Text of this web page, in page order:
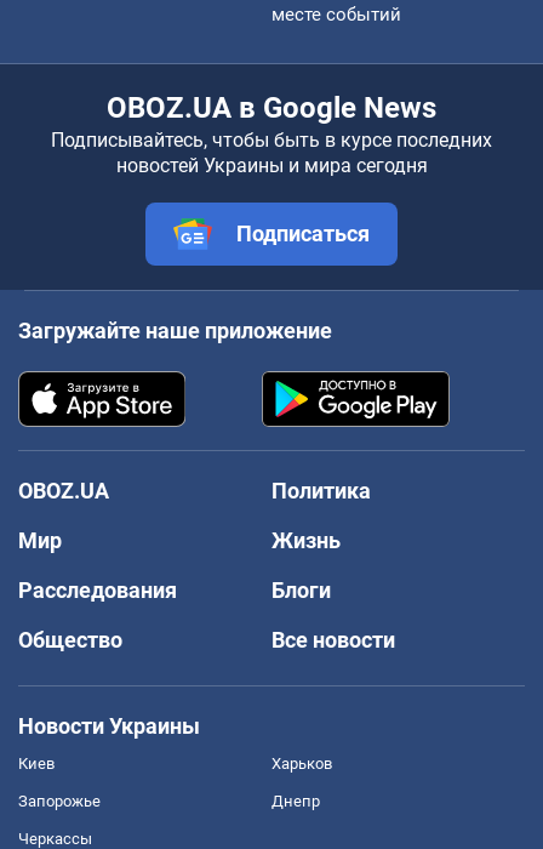
месте событий
OBOZ.UA в Google News
Подписывайтесь, чтобы быть в курсе последних
новостей Украины и мира сегодня
Подписаться
Загружайте наше приложение
OBOZ.UA
Политика
Мир
Жизнь
Расследования
Блоги
Общество
Все новости
Новости Украины
Киев Харьков
Запорожье Днепр
Черкассы